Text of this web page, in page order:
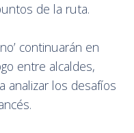
de la ruta.
continuarán en
entre alcaldes,
analizar los desafíos